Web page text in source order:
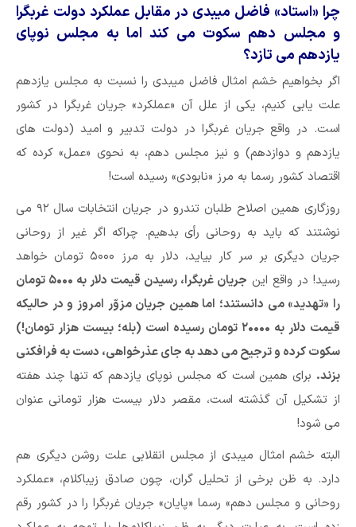
چرا «استاد» فاضل میبدی در مقابل عملکرد دولت غربگرا
و مجلس دهم سکوت می کند اما به مجلس نوپای
یازدهم می تازد؟
اگر بخواهیم خشم امثال فاضل میبدی را نسبت به مجلس یازدهم
علت یابی کنیم، یکی از علل آن «عملکرد» جریان غربگرا در کشور
است. در واقع جریان غربگرا در دولت تدبیر و امید (دولت های
یازدهم و دوازدهم) و نیز مجلس دهم، به نحوی «عمل» کرده که
اقتصاد کشور رسما به مرز «نابودی» رسیده است!
روزگاری همین اصلاح طلبان تندرو در جریان انتخابات سال ۹۲ می
نوشتند که باید به روحانی رأی بدهیم. چراکه اگر غیر از روحانی
جریان دیگری بر سر کار بیاید، دلار به مرز ۵۰۰۰ تومان خواهد
رسید! در واقع این
جریان غربگرا، رسیدن قیمت دلار به ۵۰۰۰ تومان
را «تهدید» می دانستند؛ اما همین جریان مزوّر امروز و در حالیکه
قیمت دلار به ۲۰۰۰۰ تومان رسیده است (بله؛ بیست هزار تومان!)
سکوت کرده و ترجیح می دهد به جای عذرخواهی، دست به فرافکنی
بزند. برای همین است که مجلس نوپای یازدهم که تنها چند هفته
از تشکیل آن گذشته است، مقصر دلار بیست هزار تومانی عنوان
می شود!
البته خشم امثال میبدی از مجلس انقلابی علت روشن دیگری هم
دارد. به ظن برخی از تحلیل گران، چون صادق زیباکلام، «عملکرد
روحانی و مجلس دهم» رسما «پایان» جریان غربگرا را در کشور رقم